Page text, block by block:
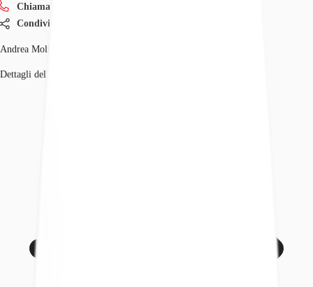
Chiama ora
Condividi
Andrea Molinari
Dettagli dell'agente